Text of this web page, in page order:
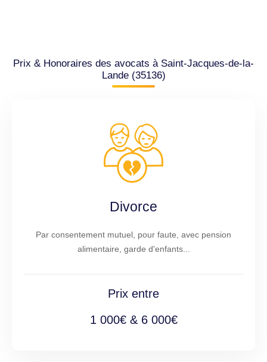
Prix & Honoraires des avocats à Saint-Jacques-de-la-
Lande (35136)
Divorce
Par consentement mutuel, pour faute, avec pension
alimentaire, garde d'enfants...
Prix entre
1 000€ & 6 000€